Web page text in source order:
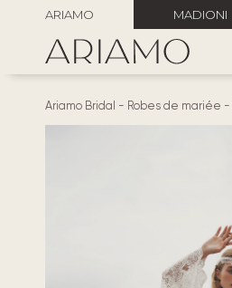
ARIAMO MADIONI
Ariamo Bridal - Robes de mariée -